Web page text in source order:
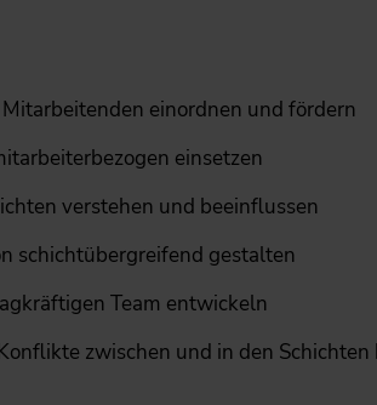
einordnen und fördern
einsetzen
verstehen und beeinflussen
schichtübergreifend gestalten
Team entwickeln
zwischen und in den